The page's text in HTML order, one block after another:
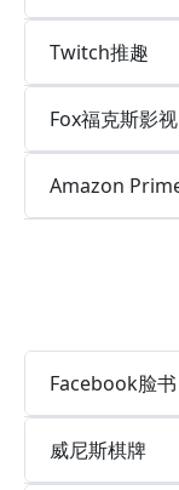
Twitch推趣
Fox福克斯影视
Amazon
Facebook脸书
威尼斯棋牌